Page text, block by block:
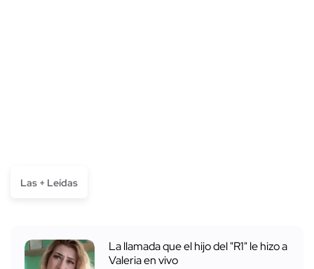
Las + Leídas
La llamada que el hijo del "R1" le hizo a
Valeria en vivo